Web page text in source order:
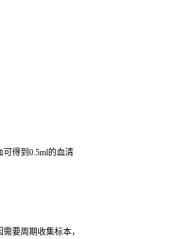
得到0.5ml的血清
要周期收集标本，